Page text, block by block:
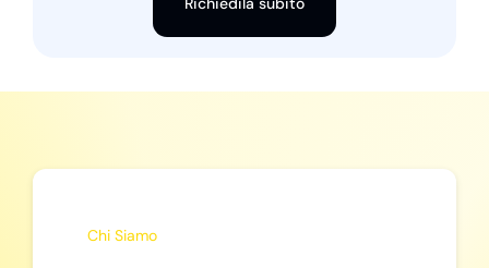
Chi Siamo